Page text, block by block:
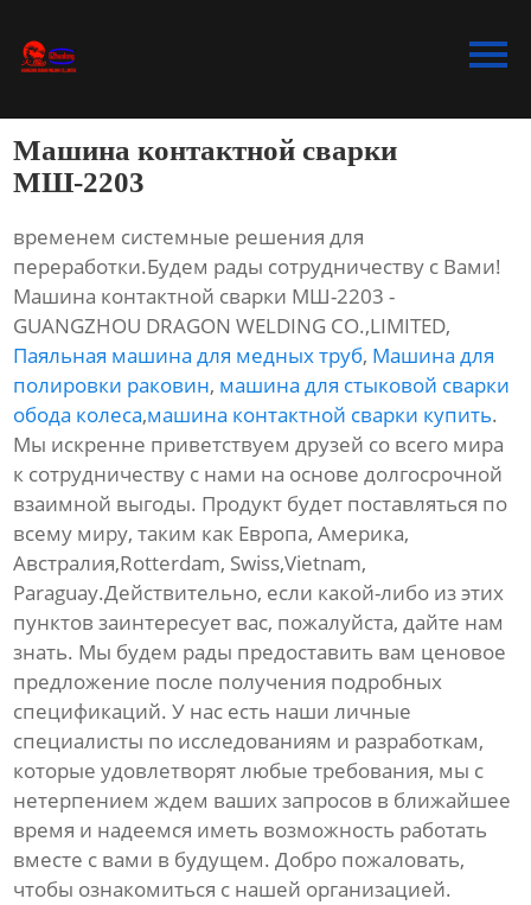
Bидео
О Hас
Контакты
Машина контактной сварки
МШ-2203
временем системные решения для
переработки.Будем рады сотрудничеству с Вами!
Машина контактной сварки МШ-2203 -
GUANGZHOU DRAGON WELDING CO.,LIMITED,
Паяльная машина для медных труб, Машина для
полировки раковин, машина для стыковой сварки
обода колеса,машина контактной сварки купить.
Мы искренне приветствуем друзей со всего мира
к сотрудничеству с нами на основе долгосрочной
взаимной выгоды. Продукт будет поставляться по
всему миру, таким как Европа, Америка,
Австралия,Rotterdam, Swiss,Vietnam,
Paraguay.Действительно, если какой-либо из этих
пунктов заинтересует вас, пожалуйста, дайте нам
знать. Мы будем рады предоставить вам ценовое
предложение после получения подробных
спецификаций. У нас есть наши личные
специалисты по исследованиям и разработкам,
которые удовлетворят любые требования, мы с
нетерпением ждем ваших запросов в ближайшее
время и надеемся иметь возможность работать
вместе с вами в будущем. Добро пожаловать,
чтобы ознакомиться с нашей организацией.